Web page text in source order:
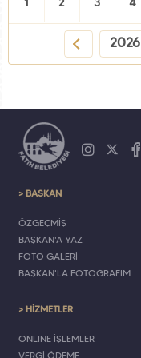
1 2 3 4
2026
> BAŞKAN
ÖZGEÇMİŞ
BAŞKAN'A YAZ
FOTO GALERİ
BAŞKAN'LA FOTOĞRAFIM
> HİZMETLER
ONLINE İŞLEMLER
VERGİ ÖDEME